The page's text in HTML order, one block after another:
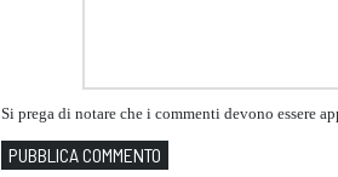
Si prega di notare che i commenti devono essere
PUBBLICA COMMENTO